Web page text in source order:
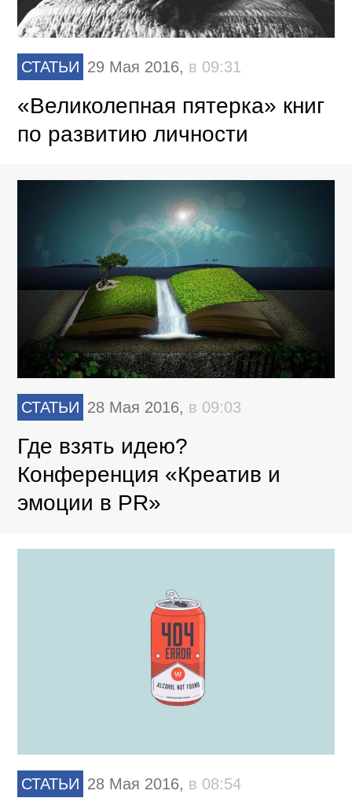
СТАТЬИ 29 Мая 2016, в 09:31
«Великолепная пятерка» книг
по развитию личности
СТАТЬИ 28 Мая 2016, в 09:03
Где взять идею?
Конференция «Креатив и
эмоции в PR»
СТАТЬИ 28 Мая 2016, в 08:54